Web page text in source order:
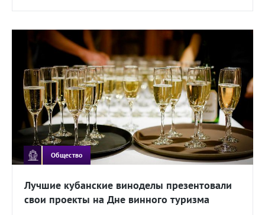
Общество
Лучшие кубанские виноделы презентовали
свои проекты на Дне винного туризма